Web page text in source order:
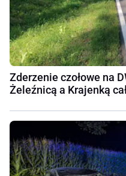
Zderzenie czołowe na
Żeleźnicą a Krajenką